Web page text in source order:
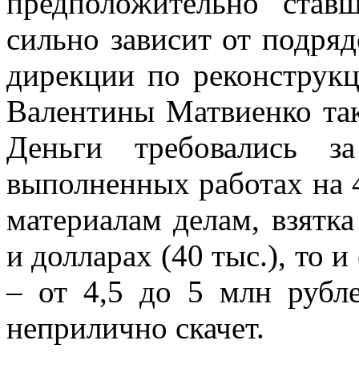
сильно зависит от
дирекции по
Валентины Матвиенко
Деньги требовались
выполненных работах на
материалам делам,
и долларах (40 тыс.), то и
– от 4,5 до 5 млн
неприлично скачет.